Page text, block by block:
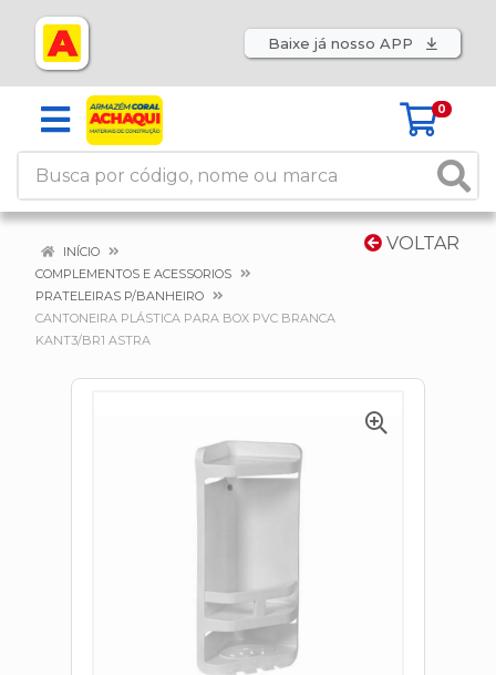
Baixe já nosso APP
0
VOLTAR
INÍCIO
COMPLEMENTOS E ACESSORIOS
PRATELEIRAS P/BANHEIRO
CANTONEIRA PLÁSTICA PARA BOX PVC BRANCA
KANT3/BR1 ASTRA